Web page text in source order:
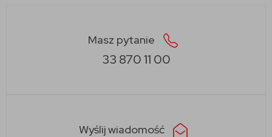
Masz pytanie
33 870 11 00
Wyślij wiadomość